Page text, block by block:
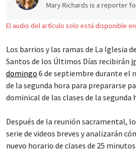
Mary Richards is a reporter
El audio del artículo solo está disponible
Los barrios y las ramas de La Iglesia
Santos de los Últimos Días recibirán
domingo 6 de septiembre durante el
de la segunda hora para prepararse
dominical de las clases de la segunda
Después de la reunión sacramental,
serie de videos breves y analizarán
nuevo horario de clases de 25